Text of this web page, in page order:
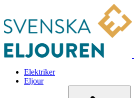
Elektriker
Eljour